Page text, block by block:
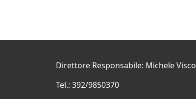
Direttore Responsabile: Michele Visco
Tel.: 392/9850370